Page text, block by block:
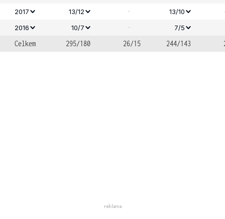
2017
13/12 - 13/10
2016
10/7 - 7/5
Celkem 295/180 26/15 244/143